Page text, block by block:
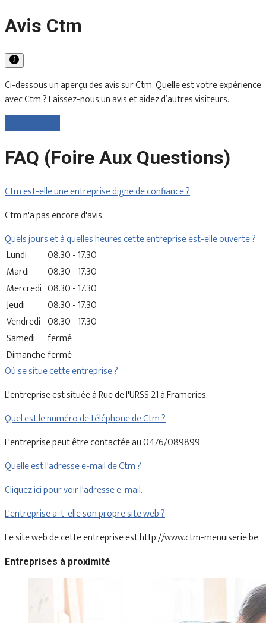
Avis Ctm
Ci-dessous un aperçu des avis sur Ctm. Quelle est votre expérience
avec Ctm ? Laissez-nous un avis et aidez d’autres visiteurs.
FAQ (Foire Aux Questions)
Ctm est-elle une entreprise digne de confiance ?
Ctm n'a pas encore d'avis.
Quels jours et à quelles heures cette entreprise est-elle ouverte ?
Lundi
08.30 - 17.30
Mardi
08.30 - 17.30
Mercredi 08.30 - 17.30
Jeudi
08.30 - 17.30
Vendredi 08.30 - 17.30
Samedi
fermé
Dimanchefermé
Où se situe cette entreprise ?
L'entreprise est située à Rue de l'URSS 21 à Frameries.
Quel est le numéro de téléphone de Ctm ?
L'entreprise peut être contactée au 0476/089899.
Quelle est l'adresse e-mail de Ctm ?
Cliquez ici pour voir l'adresse e-mail.
L'entreprise a-t-elle son propre site web ?
Le site web de cette entreprise est http://www.ctm-menuiserie.be.
Entreprises à proximité